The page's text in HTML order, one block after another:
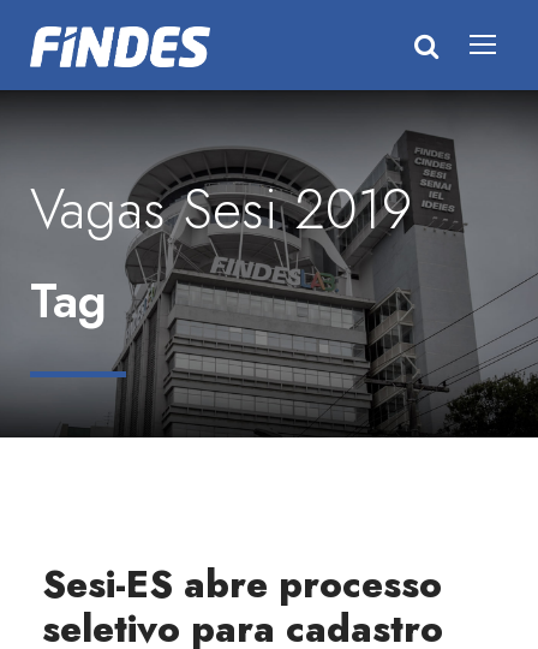
Vagas Sesi 2019
Tag
Sesi-ES abre processo
seletivo para cadastro